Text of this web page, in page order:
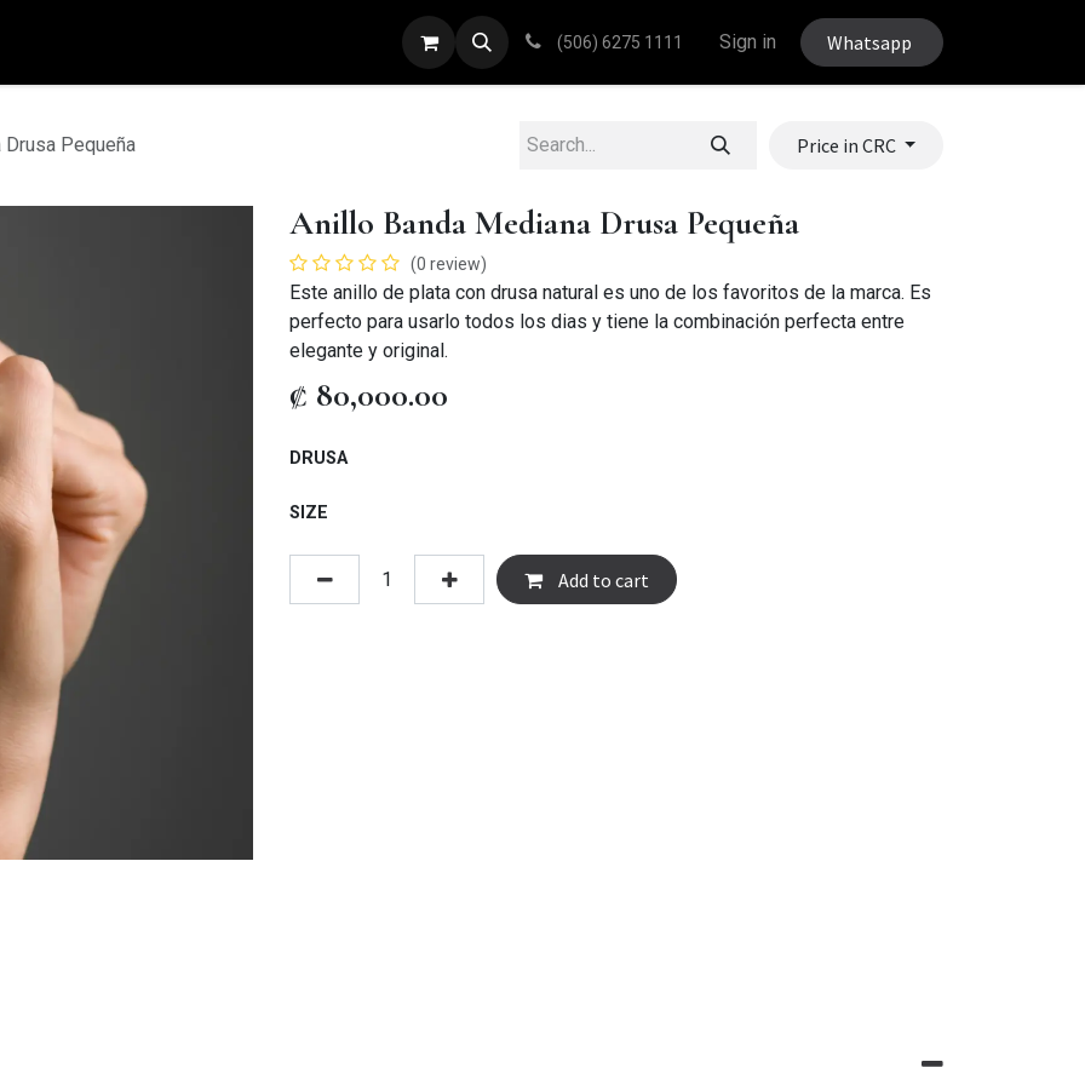
PULSERAS (506) 6275 1111 Sign in Whatsapp
Pequeña Price in CRC
Anillo Banda Mediana Drusa Pequeña
(0 review)
Este anillo de plata con drusa natural es uno de los favoritos de la marca. Es
perfecto para usarlo todos los dias y tiene la combinación perfecta entre
elegante y original.
₡ 80,000.00
DRUSA
SIZE
Add to cart